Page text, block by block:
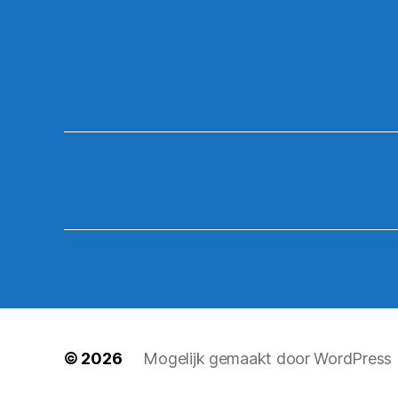
© 2026 Mogelijk gemaakt door WordPress